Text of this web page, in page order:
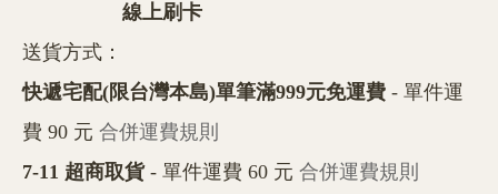
線上刷卡
送貨方式：
快遞宅配(限台灣本島)單筆滿999元免運費 - 單件運
費 90 元 合併運費規則
7-11 超商取貨- 單件運費 60 元 合併運費規則